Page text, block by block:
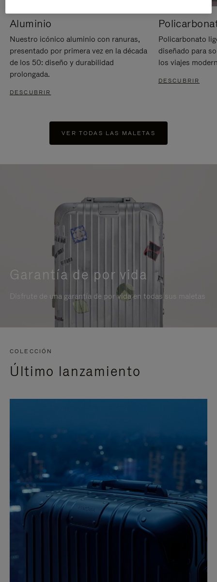
Aluminio
Nuestro icónico aluminio con ranuras,
presentado por primera vez en la década
de los 50: diseño y durabilidad
prolongada.
DESCUBRIR
Policarbonato
diseñado para
los viajes
DESCUBRIR
VER TODAS LAS MALETAS
Garantía de por vida
Disfrute de una garantía de por vida en todas sus maletas
COLECCIÓN
Último lanzamiento